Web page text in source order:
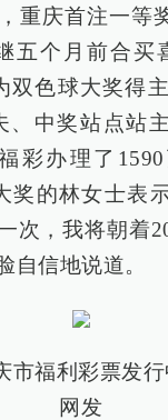
重庆首注一等
五个月前合买
双色球大奖得
、中奖站点站
彩办理了
奖的林女士表
次，我将朝着
自信地说道。
市福利彩票发
网发